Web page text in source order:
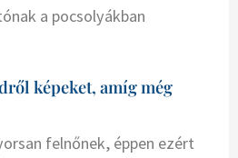
a pocsolyákban
képeket, amíg még
felnőnek, éppen ezért